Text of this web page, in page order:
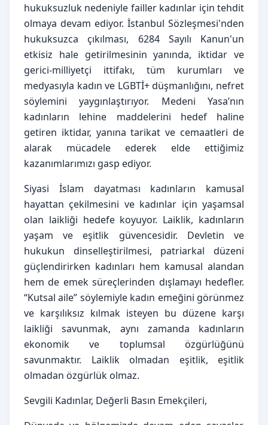
hukuksuzluk nedeniyle failler kadınlar için tehdit
olmaya devam ediyor. İstanbul Sözleşmesi'nden
hukuksuzca çıkılması, 6284 Sayılı Kanun'un
etkisiz hale getirilmesinin yanında, iktidar ve
gerici-milliyetçi ittifakı, tüm kurumları ve
medyasıyla kadın ve LGBTİ+ düşmanlığını, nefret
söylemini yaygınlaştırıyor. Medeni Yasa’nın
kadınların lehine maddelerini hedef haline
getiren iktidar, yanına tarikat ve cemaatleri de
alarak mücadele ederek elde ettiğimiz
kazanımlarımızı gasp ediyor.
Siyasi İslam dayatması kadınların kamusal
hayattan çekilmesini ve kadınlar için yaşamsal
olan laikliği hedefe koyuyor. Laiklik, kadınların
yaşam ve eşitlik güvencesidir. Devletin ve
hukukun dinselleştirilmesi, patriarkal düzeni
güçlendirirken kadınları hem kamusal alandan
hem de emek süreçlerinden dışlamayı hedefler.
“Kutsal aile” söylemiyle kadın emeğini görünmez
ve karşılıksız kılmak isteyen bu düzene karşı
laikliği savunmak, aynı zamanda kadınların
ekonomik ve toplumsal özgürlüğünü
savunmaktır. Laiklik olmadan eşitlik, eşitlik
olmadan özgürlük olmaz.
Sevgili Kadınlar, Değerli Basın Emekçileri,